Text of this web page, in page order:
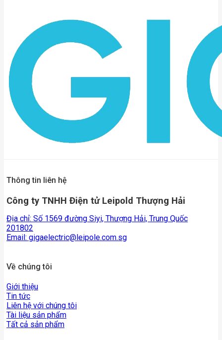
Thông tin liên hệ
Công ty TNHH Điện tử Leipold Thượng Hải
Địa chỉ: Số 1569 đường Siyi, Thượng Hải, Trung Quốc
201802
Email: gigaelectric@leipole.com.sg
Về chúng tôi
Giới thiệu
Tin tức
Liên hệ với chúng tôi
Tài liệu sản phẩm
Tất cả sản phẩm